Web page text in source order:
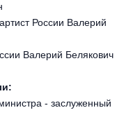
России Валерий
Валерий Белякович
- заслуженный